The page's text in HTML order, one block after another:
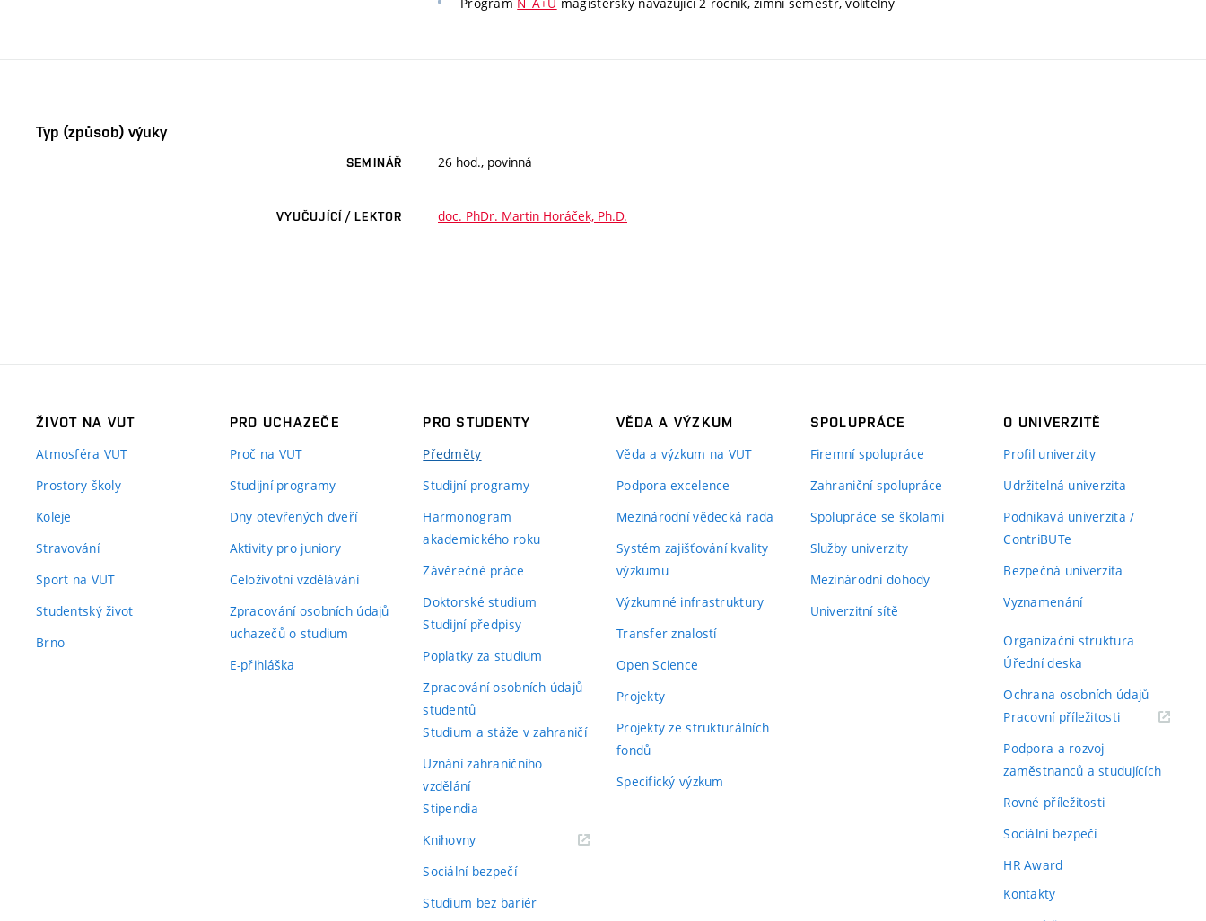
Typ (způsob) výuky
SEMINÁŘ 26 hod., povinná
VYUČUJÍCÍ / LEKTOR doc. PhDr. Martin Horáček, Ph.D.
ŽIVOT NA VUT
Atmosféra VUT
Prostory školy
Koleje
Stravování
Sport na VUT
Studentský život
Brno
PRO UCHAZEČE
Proč na VUT
Studijní programy
Dny otevřených dveří
Aktivity pro juniory
Celoživotní vzdělávání
Zpracování osobních údajů
uchazečů o studium
E-přihláška
PRO STUDENTY
Předměty
Studijní programy
Harmonogram
akademického roku
Závěrečné práce
Doktorské studium
Studijní předpisy
Poplatky za studium
Zpracování osobních údajů
studentů
Studium a stáže v zahraničí
Uznání zahraničního
vzdělání
Stipendia
Knihovny(externí
Sociální bezpečí
Studium bez bariér
VĚDA A VÝZKUM
Věda a výzkum na VUT
Podpora excelence
Mezinárodní vědecká rada
Systém zajišťování kvality
výzkumu
Výzkumné infrastruktury
Transfer znalostí
Open Science
Projekty
Projekty ze strukturálních
fondů
Specifický výzkum
SPOLUPRÁCE
Firemní spolupráce
Zahraniční spolupráce
Spolupráce se školami
Služby univerzity
Mezinárodní dohody
Univerzitní sítě
O UNIVERZITĚ
Profil univerzity
Udržitelná univerzita
Podnikavá univerzita /
ContriBUTe
Bezpečná univerzita
Vyznamenání
Organizační struktura
Úřední deska
Ochrana osobních údajů
Pracovní příležitosti(externí
Podpora a rozvoj
zaměstnanců a studujících
Rovné příležitosti
Sociální bezpečí
HR Award
Kontakty